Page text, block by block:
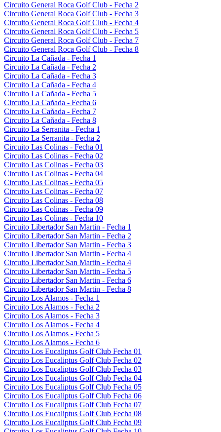
Circuito General Roca Golf Club - Fecha 2
Circuito General Roca Golf Club - Fecha 3
Circuito General Roca Golf Club - Fecha 4
Circuito General Roca Golf Club - Fecha 5
Circuito General Roca Golf Club - Fecha 7
Circuito General Roca Golf Club - Fecha 8
Circuito La Cañada - Fecha 1
Circuito La Cañada - Fecha 2
Circuito La Cañada - Fecha 3
Circuito La Cañada - Fecha 4
Circuito La Cañada - Fecha 5
Circuito La Cañada - Fecha 6
Circuito La Cañada - Fecha 7
Circuito La Cañada - Fecha 8
Circuito La Serranita - Fecha 1
Circuito La Serranita - Fecha 2
Circuito Las Colinas - Fecha 01
Circuito Las Colinas - Fecha 02
Circuito Las Colinas - Fecha 03
Circuito Las Colinas - Fecha 04
Circuito Las Colinas - Fecha 05
Circuito Las Colinas - Fecha 07
Circuito Las Colinas - Fecha 08
Circuito Las Colinas - Fecha 09
Circuito Las Colinas - Fecha 10
Circuito Libertador San Martin - Fecha 1
Circuito Libertador San Martin - Fecha 2
Circuito Libertador San Martin - Fecha 3
Circuito Libertador San Martin - Fecha 4
Circuito Libertador San Martin - Fecha 4
Circuito Libertador San Martin - Fecha 5
Circuito Libertador San Martin - Fecha 6
Circuito Libertador San Martin - Fecha 8
Circuito Los Alamos - Fecha 1
Circuito Los Alamos - Fecha 2
Circuito Los Alamos - Fecha 3
Circuito Los Alamos - Fecha 4
Circuito Los Alamos - Fecha 5
Circuito Los Alamos - Fecha 6
Circuito Los Eucaliptus Golf Club Fecha 01
Circuito Los Eucaliptus Golf Club Fecha 02
Circuito Los Eucaliptus Golf Club Fecha 03
Circuito Los Eucaliptus Golf Club Fecha 04
Circuito Los Eucaliptus Golf Club Fecha 05
Circuito Los Eucaliptus Golf Club Fecha 06
Circuito Los Eucaliptus Golf Club Fecha 07
Circuito Los Eucaliptus Golf Club Fecha 08
Circuito Los Eucaliptus Golf Club Fecha 09